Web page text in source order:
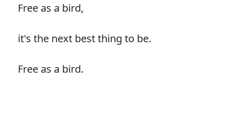
Free as a bird,
it's the next best thing to be.
Free as a bird.